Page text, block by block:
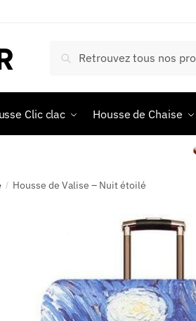
Recherche
Clic clac Housse de Chaise
/ Housse de Valise – Nuit étoilé